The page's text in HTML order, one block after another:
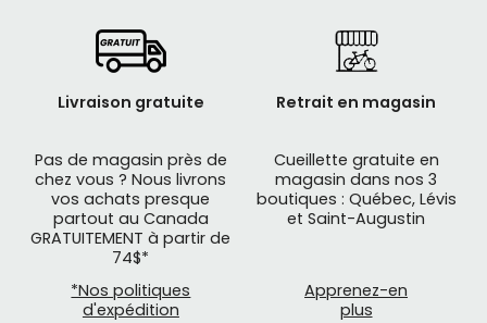
Livraison gratuite
Pas de magasin près de
chez vous ? Nous livrons
vos achats presque
partout au Canada
GRATUITEMENT à partir de
74$*
*Nos politiques
d'expédition
Retrait en magasin
Cueillette gratuite en
magasin dans nos 3
boutiques : Québec, Lévis
et Saint-Augustin
Apprenez-en
plus